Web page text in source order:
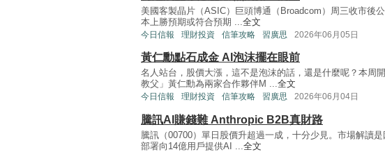
美國客製晶片（ASIC）巨頭博通（Broadcom）周三收市後
本上勝預期或符合預期 ...全文
今日信報 理財投資 信筆攻略 習廣思 2026年06月05日
黃仁勳點石成金 AI泡沫擺在眼前
名人站台，股價大漲，這不是泡沫的話，還是什麼呢？本周
教父」黃仁勳為兩家合作夥伴M ...全文
今日信報 理財投資 信筆攻略 習廣思 2026年06月04日
騰訊AI賺錢難 Anthropic B2B真財路
騰訊（00700）單日股價升超過一成，十分少見。市場解讀
部署向14億用戶提供AI ... 全文